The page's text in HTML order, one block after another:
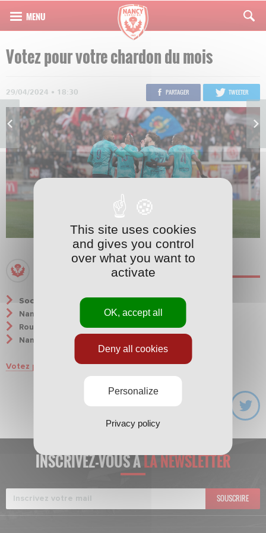
Votez pour votre chardon du mois
29/04/2024 • 18:30 PARTAGER TWEETER
Sochaux - Nancy :
Nancy-Martigues :
3-2 (Touré x2; Rivas)
Rouen - Nancy : 2-3 ( Gromat; Cissé; Mazou-Sacko)
Nancy - Le Mans :
Votez pour votre chardon du mois
INSCRIVEZ-VOUS ÀLA NEWSLETTER
SOUSCRIRE
This site uses cookies
and gives you control
over what you want to
activate
OK, accept all
Deny all cookies
Personalize
Privacy policy